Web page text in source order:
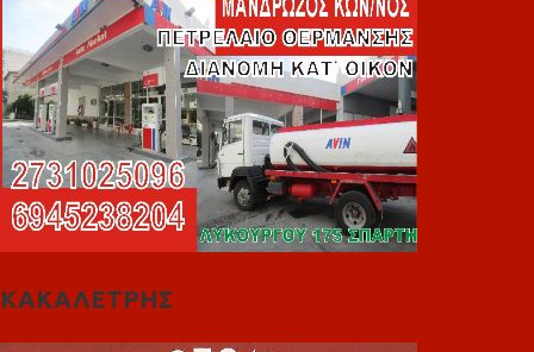
ΚΑΚΑΛΕΤΡΗΣ